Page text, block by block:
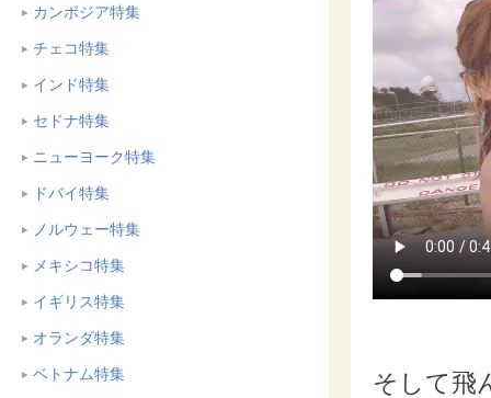
カンボジア特集
チェコ特集
インド特集
セドナ特集
ニューヨーク特集
ドバイ特集
ノルウェー特集
メキシコ特集
イギリス特集
オランダ特集
ベトナム特集
そして飛